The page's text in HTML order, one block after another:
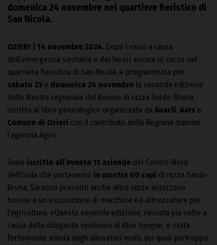
domenica 24 novembre nel quartiere fieristico di
San Nicola.
OZIERI | 14 novembre 2024. Dopo i rinvii a causa
dell’emergenza sanitaria e dei lavori ancora in corso nel
quartiere fieristico di San Nicola, è programmata per
sabato 23 e domenica 24 novembre la seconda edizione
della Mostra regionale del Bovino di razza Sardo-Bruna
iscritto al libro genealogico organizzata da Anacli, Aars e
Comune di Ozieri con il contributo della Regione tramite
l’agenzia Agris.
Sono iscritte all’evento 11 aziende del Centro-Nord
dell’Isola che porteranno in mostra 60 capi di razza Sardo-
Bruna. Saranno presenti anche altre razze autoctone
bovine e un’esposizione di macchine ed attrezzature per
l’agricoltura. «Questa seconda edizione, rinviata più volte a
causa della dilagante epidemia di Blue tongue, è stata
fortemente voluta dagli allevatori molti dei quali purtroppo